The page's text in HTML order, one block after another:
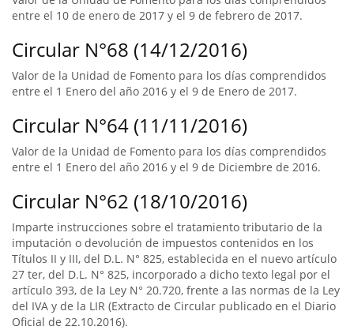
entre el 10 de enero de 2017 y el 9 de febrero de 2017.
Circular N°68 (14/12/2016)
Valor de la Unidad de Fomento para los días comprendidos
entre el 1 Enero del año 2016 y el 9 de Enero de 2017.
Circular N°64 (11/11/2016)
Valor de la Unidad de Fomento para los días comprendidos
entre el 1 Enero del año 2016 y el 9 de Diciembre de 2016.
Circular N°62 (18/10/2016)
Imparte instrucciones sobre el tratamiento tributario de la
imputación o devolución de impuestos contenidos en los
Títulos II y III, del D.L. N° 825, establecida en el nuevo artículo
27 ter, del D.L. N° 825, incorporado a dicho texto legal por el
artículo 393, de la Ley N° 20.720, frente a las normas de la Ley
del IVA y de la LIR (Extracto de Circular publicado en el Diario
Oficial de 22.10.2016).